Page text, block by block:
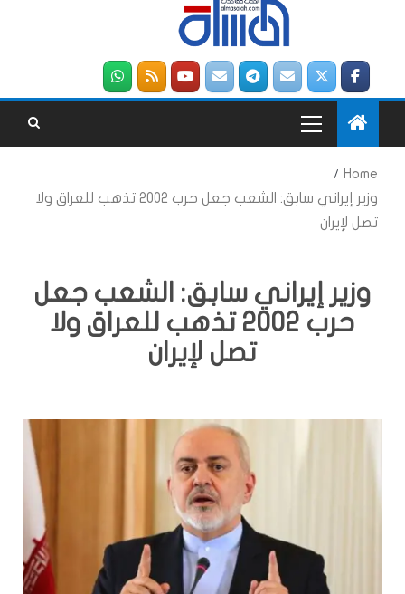
Home
وزير إيراني سابق: الشعب جعل حرب 2002 تذهب للعراق ولا
تصل لإيران
وزير إيراني سابق: الشعب جعل
حرب 2002 تذهب للعراق ولا
تصل لإيران